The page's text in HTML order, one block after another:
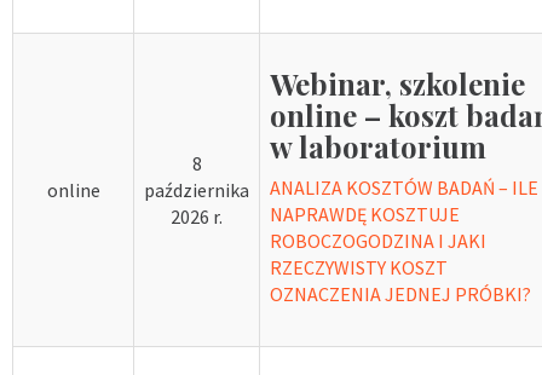
online
8
października
2026 r.
Webinar, szkolenie
online – koszt
w laboratorium
ANALIZA KOSZTÓW BADAŃ – ILE
NAPRAWDĘ KOSZTUJE
ROBOCZOGODZINA I JAKI
RZECZYWISTY KOSZT
OZNACZENIA JEDNEJ PRÓBKI?